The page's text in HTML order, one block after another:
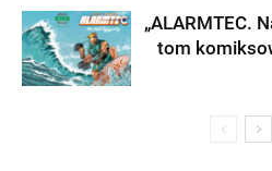
„ALARMTEC.
tom